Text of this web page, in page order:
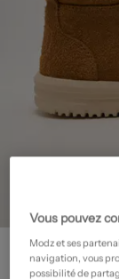
HEY DUDE
Bottines/Boots -
Vous pouvez
Modz et ses
navigation, vous
possibilité de